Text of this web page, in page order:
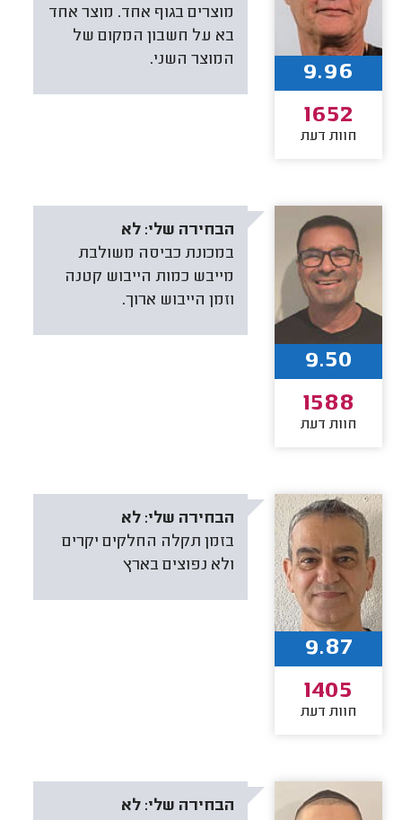
מוצרים בגוף אחד. מוצר אחד
בא על חשבון המקום של
המוצר השני.
9.96
1652
חוות דעת
הבחירה שלי: לא
במכונת כביסה משולבת
מייבש כמות הייבוש קטנה
וזמן הייבוש ארוך.
9.50
1588
חוות דעת
הבחירה שלי: לא
בזמן תקלה החלקים יקרים
ולא נפוצים בארץ
9.87
1405
חוות דעת
הבחירה שלי: לא